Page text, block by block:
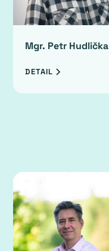
Mgr. Petr Hudlička
DETAIL